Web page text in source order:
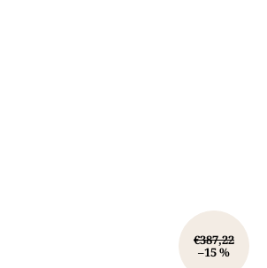
€387,22
–15 %